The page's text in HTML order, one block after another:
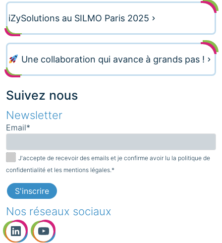
iZySolutions au SILMO Paris 2025
Une collaboration qui avance à grands pas !
Suivez nous
Newsletter
Email*
J'accepte de recevoir des emails et je confirme avoir lu la politique de
confidentialité et les mentions légales.*
Nos réseaux sociaux